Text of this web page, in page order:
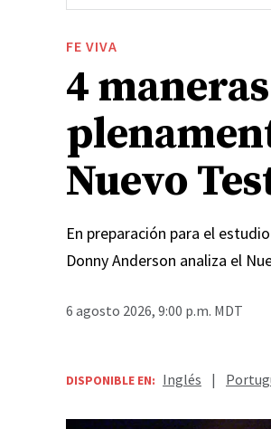
FE VIVA
4
Nuevo
En preparación para el
Donny Anderson analiza el
6 agosto 2026, 9:00 p.m. MDT
DISPONIBLE EN: Inglés |